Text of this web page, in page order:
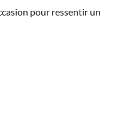
pour ressentir un